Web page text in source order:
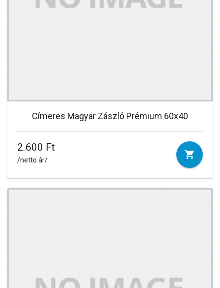
Címeres Magyar Zászló Prémium 60x40
2.600 Ft
/netto ár/